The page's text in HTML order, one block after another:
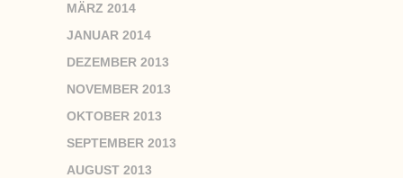
MÄRZ 2014
JANUAR 2014
DEZEMBER 2013
NOVEMBER 2013
OKTOBER 2013
SEPTEMBER 2013
AUGUST 2013